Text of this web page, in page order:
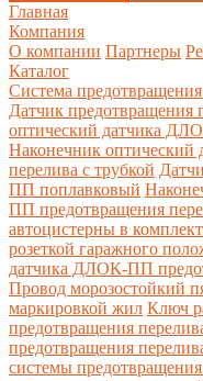
Главная
Компания
О компании Партнеры
Каталог
Система
Датчик
оптический датчика
Наконечник
перелива с трубкой
ПП поплавковый
ПП предотвращения
автоцистерны в
розеткой гаражного
датчика ДЛОК-ПП
Провод морозостойкий
маркировкой жил Ключ
предотвращения
предотвращения
системы